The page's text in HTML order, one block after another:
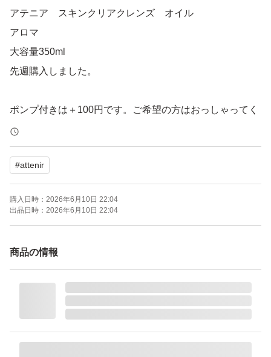
アテニア スキンクリアクレンズ オイル
アロマ
大容量350ml
先週購入しました。
ポンプ付きは＋100円です。ご希望の方はおっしゃってく
ださい。
#attenir
購入日時： 2026年6月10日 22:04
出品日時： 2026年6月10日 22:04
商品の情報